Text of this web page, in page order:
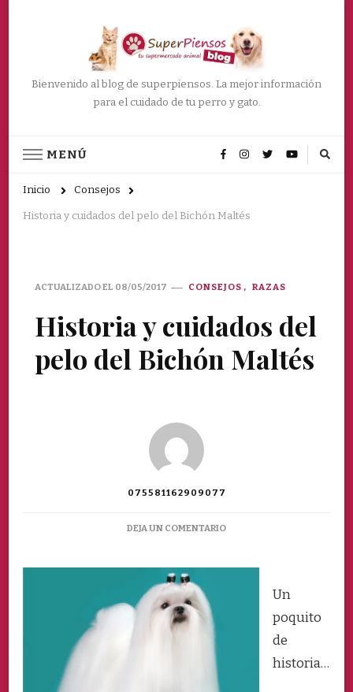
Bienvenido al blog de superpiensos. La mejor información
para el cuidado de tu perro y gato.
MENÚ
Inicio Consejos
Historia y cuidados del pelo del Bichón Maltés
ACTUALIZADO EL 08/05/2017 CONSEJOS RAZAS
Historia y cuidados del
pelo del Bichón Maltés
075581162909077
DEJA UN COMENTARIOEN
Un
poquito
de
historia…